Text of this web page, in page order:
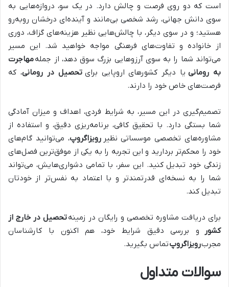
است که دو روی فرصت و چالش دارد. در یک سو، دروازه‌هایی به
سوی دانش جهانی، رشد شخصی بی‌مانند و آینده‌ای درخشان روبه‌رو
هستید؛ و در سوی دیگر، با چالش‌هایی نظیر هزینه‌های گزاف، دوری
از خانواده و تفاوت‌های فرهنگی مواجه خواهید شد. این مسیر
می‌تواند شما را به سوی آرزوهایی بزرگ سوق دهد، از جملهمهاجرت
به رومانی یا دیگر کشورهای اروپایی برای تحصیل در رومانی، که
فرصت‌های خاص خود را دارند.
تصمیم‌گیری در این مسیر، به شرایط فردی، اهداف و میزان آمادگی
شما بستگی دارد. با تحقیق کافی، برنامه‌ریزی دقیق، و استفاده از
مشاوره‌های تخصصی موسساتی نظیر رویزاگروپ، می‌توانید گام‌های
خود را محکم‌تر بردارید و این تجربه را به یکی از موفق‌ترین فصل‌های
زندگی خود تبدیل کنید. این سفر، با تمامی دشواری‌هایش، می‌تواند
شما را به نسخه‌ای قدرتمندتر و با اعتماد به نفس‌تر از خودتان
تبدیل کند.
برای دریافت مشاوره تخصصی و رایگان در زمینهتحصیل در خارج از
کشور
و بررسی دقیق شرایط خود، هم اکنون با کارشناسان
مجربرویزاگروپتماس بگیرید.
سوالات متداول